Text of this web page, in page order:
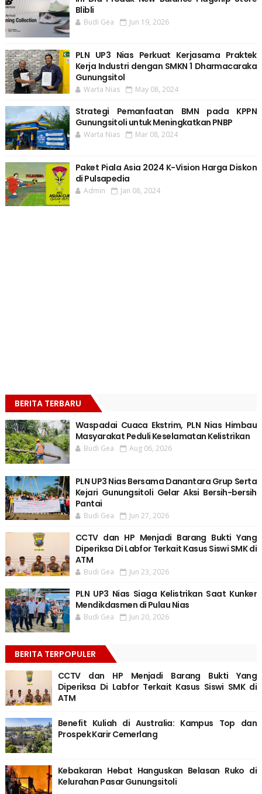
Blibli
Budi Gea Jun 19, 2026
PLN UP3 Nias Perkuat Kerjasama Praktek
Kerja Industri dengan SMKN 1 Dharmacaraka
Gunungsitol
Warta Nias May 08, 2024
Strategi Pemanfaatan BMN pada KPPN
Gunungsitoli untuk Meningkatkan PNBP
Warta Nias Mar 08, 2024
Paket Piala Asia 2024 K-Vision Harga Diskon
di Pulsapedia
Admin Jan 08, 2024
BERITA TERBARU
Waspadai Cuaca Ekstrim, PLN Nias Himbau
Masyarakat Peduli Keselamatan Kelistrikan
Budi Gea Aug 06, 2026
PLN UP3 Nias Bersama Danantara Grup Serta
Kejari Gunungsitoli Gelar Aksi Bersih-bersih
Pantai
Budi Gea Jun 27, 2026
CCTV dan HP Menjadi Barang Bukti Yang
Diperiksa Di Labfor Terkait Kasus Siswi SMK di
ATM
Budi Gea Jun 23, 2026
PLN UP3 Nias Siaga Kelistrikan Saat Kunker
Mendikdasmen di Pulau Nias
Budi Gea Jun 20, 2026
BERITA TERPOPULER
CCTV dan HP Menjadi Barang Bukti Yang
Diperiksa Di Labfor Terkait Kasus Siswi SMK di
ATM
Benefit Kuliah di Australia: Kampus Top dan
Prospek Karir Cemerlang
Kebakaran Hebat Hanguskan Belasan Ruko di
Kelurahan Pasar Gunungsitoli